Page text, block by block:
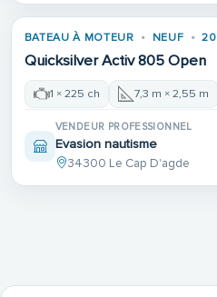
BATEAU À MOTEUR NEUF
Quicksilver Activ 805 Open
1 × 225 ch 7,3 m × 2,55 m
VENDEUR PROFESSIONNEL
Evasion nautisme
34300 Le Cap D'agde